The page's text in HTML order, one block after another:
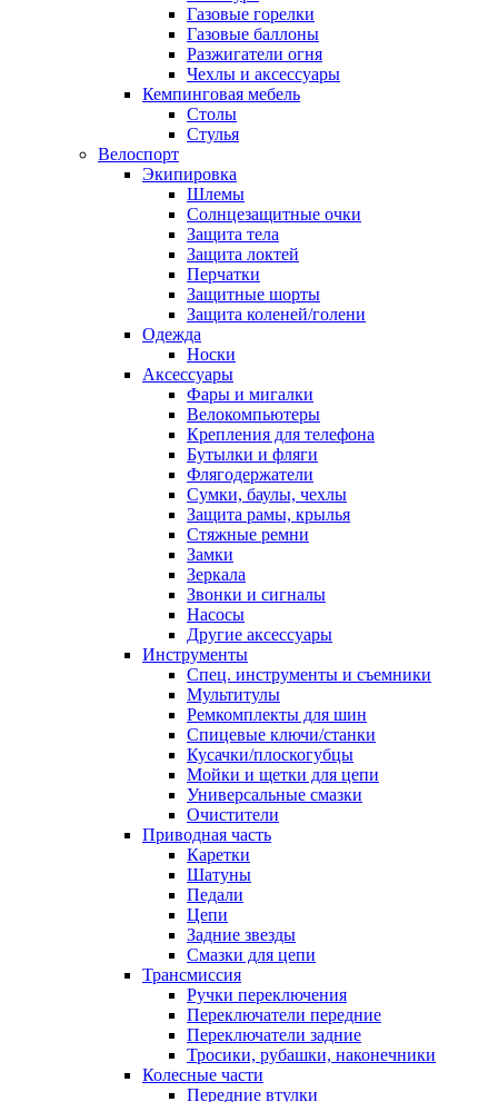
Газовые горелки
Газовые баллоны
Разжигатели огня
Чехлы и аксессуары
Кемпинговая мебель
Столы
Стулья
Велоспорт
Экипировка
Шлемы
Солнцезащитные очки
Защита тела
Защита локтей
Перчатки
Защитные шорты
Защита коленей/голени
Одежда
Носки
Аксессуары
Фары и мигалки
Велокомпьютеры
Крепления для телефона
Бутылки и фляги
Флягодержатели
Сумки, баулы, чехлы
Защита рамы, крылья
Стяжные ремни
Замки
Зеркала
Звонки и сигналы
Насосы
Другие аксессуары
Инструменты
Спец. инструменты и съемники
Мультитулы
Ремкомплекты для шин
Спицевые ключи/станки
Кусачки/плоскогубцы
Мойки и щетки для цепи
Универсальные смазки
Очистители
Приводная часть
Каретки
Шатуны
Педали
Цепи
Задние звезды
Смазки для цепи
Трансмиссия
Ручки переключения
Переключатели передние
Переключатели задние
Тросики, рубашки, наконечники
Колесные части
Передние втулки